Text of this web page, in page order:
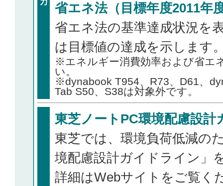
省エネ法（目標年度2011年
省エネ法の基準達成状況を
は目標値の達成を示します
※エネルギー消費効率および省エ
い。
※dynabook T954、R73、D61、
Tab S50、S38は対象外です。
東芝ノートPC環境配慮設
東芝では、環境負荷低減の
境配慮設計ガイドライン」
詳細はWebサイトをご覧く